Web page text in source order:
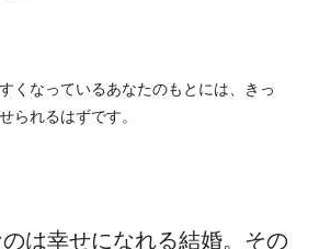
くなっているあなたのもとには、きっ
られるはずです。
は幸せになれる結婚。その